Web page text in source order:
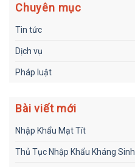
Chuyên mục
Tin tức
Dịch vụ
Pháp luật
Bài viết mới
Nhập Khẩu Mạt Tít
Thủ Tục Nhập Khẩu Kháng Sinh